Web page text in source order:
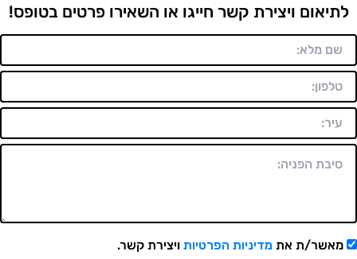
לתיאום ויצירת קשר חייגו או השאירו פרטים בטופס!
מאשר/ת אתמדיניות הפרטיותויצירת קשר.